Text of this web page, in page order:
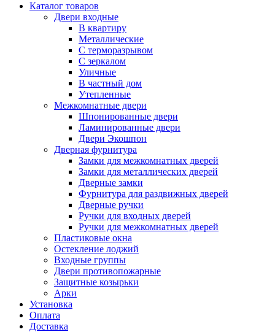
Каталог товаров
Двери входные
В квартиру
Металлические
С терморазрывом
С зеркалом
Уличные
В частный дом
Утепленные
Межкомнатные двери
Шпонированные двери
Ламинированные двери
Двери Экошпон
Дверная фурнитура
Замки для межкомнатных дверей
Замки для металлических дверей
Дверные замки
Фурнитура для раздвижных дверей
Дверные ручки
Ручки для входных дверей
Ручки для межкомнатных дверей
Пластиковые окна
Остекление лоджий
Входные группы
Двери противопожарные
Защитные козырьки
Арки
Установка
Оплата
Доставка